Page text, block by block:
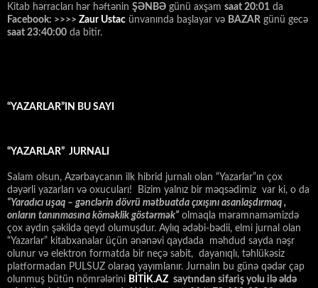
Kitab hərracları hər həftənin ŞƏNBƏ günü axşam saat 20:01 da
Facebook: >>>> Zaur Ustac ünvanında başlayar və BAZAR günü gecə
saat 23:40:00 da bitir.
“YAZARLAR”IN BU SAYI
“YAZARLAR” JURNALI
Salam olsun, Azərbaycanın ilk hibrid jurnalı olan “Yazarlar”ın çox
dəyərli yazarları və oxucuları! Bizim yalnız bir məqsədimiz var ki, o da
“Yaradıcı uşaq – gәnclәrin dövrü mәtbuatda çıxışını asanlaşdırmaq ,
onların tanınmasına kömәklik göstәrmәk” olmaqla məramnaməmizdə
çox aydın şəkildə qeyd olumuşdur. Aylıq ədəbi-bədii, elmi jurnal olan
“Yazarlar” kitabxanalar üçün ənənəvi qaydada məhdud sayda nəşr
olunur və elektron formatda bir neçə sabit, dayanıqlı, təhlükəsiz
platformadan PULSUZ olaraq yayımlanır. Jurnalın bu günə qədər çap
olunmuş bütün nömrələrini BİTİK.AZ saytından sifariş yolu ilə əldə